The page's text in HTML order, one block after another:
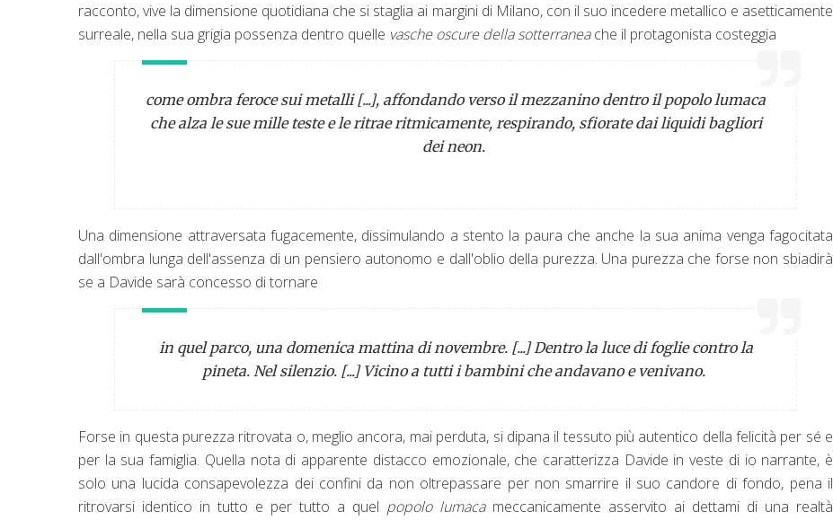
racconto, vive la dimensione quotidiana che si staglia ai margini di Milano, con il suo incedere metallico e asetticamente
surreale, nella sua grigia possenza dentro quelle vasche oscure della sotterraneache il protagonista costeggia
come ombra feroce sui metalli [...], affondando verso il mezzanino dentro il popolo lumaca
che alza le sue mille teste e le ritrae ritmicamente, respirando, sfiorate dai liquidi bagliori
dei neon.
Una dimensione attraversata fugacemente, dissimulando a stento la paura che anche la sua anima venga fagocitata
dall'ombra lunga dell'assenza di un pensiero autonomo e dall'oblio della purezza. Una purezza che forse non sbiadirà
se a Davide sarà concesso di tornare
in quel parco, una domenica mattina di novembre. [...] Dentro la luce di foglie contro la
pineta. Nel silenzio. [...] Vicino a tutti i bambini che andavano e venivano.
Forse in questa purezza ritrovata o, meglio ancora, mai perduta, si dipana il tessuto più autentico della felicità per sé e
per la sua famiglia. Quella nota di apparente distacco emozionale, che caratterizza Davide in veste di io narrante, è
solo una lucida consapevolezza dei confini da non oltrepassare per non smarrire il suo candore di fondo, pena il
ritrovarsi identico in tutto e per tutto a quel popolo lumaca meccanicamente asservito ai dettami di una realtà